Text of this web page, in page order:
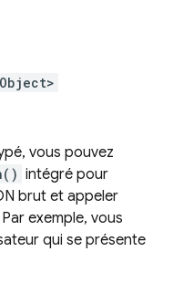
vous pouvez
intégré pour
brut et appeler
Par exemple, vous
qui se présente